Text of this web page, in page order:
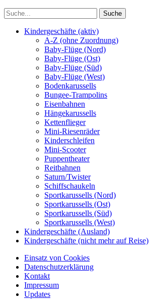
Kindergeschäfte (aktiv)
A-Z (ohne Zuordnung)
Baby-Flüge (Nord)
Baby-Flüge (Ost)
Baby-Flüge (Süd)
Baby-Flüge (West)
Bodenkarussells
Bungee-Trampolins
Eisenbahnen
Hängekarussells
Kettenflieger
Mini-Riesenräder
Kinderschleifen
Mini-Scooter
Puppentheater
Reitbahnen
Saturn/Twister
Schiffschaukeln
Sportkarussells (Nord)
Sportkarussells (Ost)
Sportkarussells (Süd)
Sportkarussells (West)
Kindergeschäfte (Ausland)
Kindergeschäfte (nicht mehr auf Reise)
Einsatz von Cookies
Datenschutzerklärung
Kontakt
Impressum
Updates